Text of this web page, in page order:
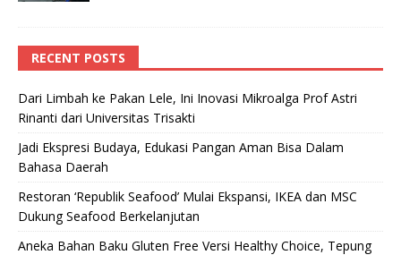
RECENT POSTS
Dari Limbah ke Pakan Lele, Ini Inovasi Mikroalga Prof Astri
Rinanti dari Universitas Trisakti
Jadi Ekspresi Budaya, Edukasi Pangan Aman Bisa Dalam
Bahasa Daerah
Restoran ‘Republik Seafood’ Mulai Ekspansi, IKEA dan MSC
Dukung Seafood Berkelanjutan
Aneka Bahan Baku Gluten Free Versi Healthy Choice, Tepung